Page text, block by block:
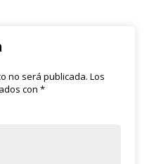
no será publicada. Los
con *